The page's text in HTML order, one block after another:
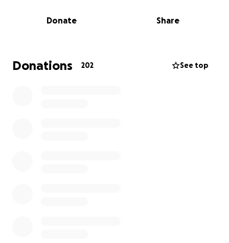
recursos para poder llevar acabo el tratamiento y
Donate Share
Donations 202 See top